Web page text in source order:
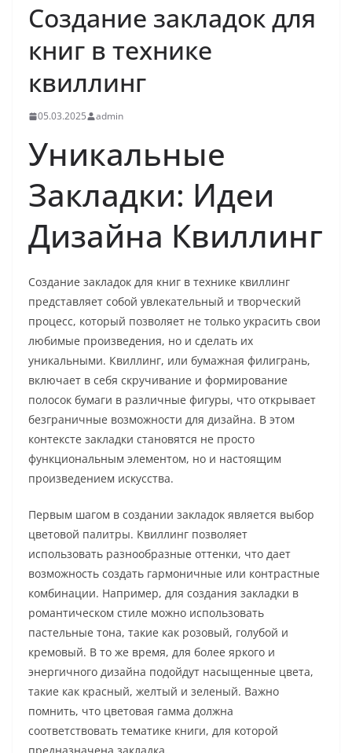
Создание закладок для
книг в технике
квиллинг
05.03.2025 admin
Уникальные
Закладки: Идеи
Дизайна Квиллинг
Создание закладок для книг в технике квиллинг
представляет собой увлекательный и творческий
процесс, который позволяет не только украсить свои
любимые произведения, но и сделать их
уникальными. Квиллинг, или бумажная филигрань,
включает в себя скручивание и формирование
полосок бумаги в различные фигуры, что открывает
безграничные возможности для дизайна. В этом
контексте закладки становятся не просто
функциональным элементом, но и настоящим
произведением искусства.
Первым шагом в создании закладок является выбор
цветовой палитры. Квиллинг позволяет
использовать разнообразные оттенки, что дает
возможность создать гармоничные или контрастные
комбинации. Например, для создания закладки в
романтическом стиле можно использовать
пастельные тона, такие как розовый, голубой и
кремовый. В то же время, для более яркого и
энергичного дизайна подойдут насыщенные цвета,
такие как красный, желтый и зеленый. Важно
помнить, что цветовая гамма должна
соответствовать тематике книги, для которой